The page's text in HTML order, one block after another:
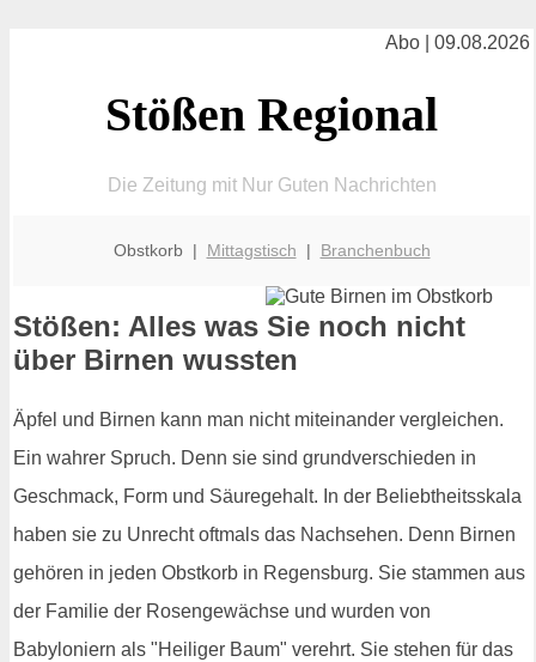
Abo | 09.08.2026
Stößen Regional
Die Zeitung mit Nur Guten Nachrichten
Obstkorb | Mittagstisch | Branchenbuch
Stößen: Alles was Sie noch nicht
über Birnen wussten
Äpfel und Birnen kann man nicht miteinander vergleichen.
Ein wahrer Spruch. Denn sie sind grundverschieden in
Geschmack, Form und Säuregehalt. In der Beliebtheitsskala
haben sie zu Unrecht oftmals das Nachsehen. Denn Birnen
gehören in jeden Obstkorb in Regensburg. Sie stammen aus
der Familie der Rosengewächse und wurden von
Babyloniern als "Heiliger Baum" verehrt. Sie stehen für das